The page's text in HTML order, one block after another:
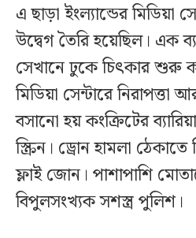
এ ছাড়া ইংল্যান্ডের মিডিয়া
উদ্বেগ তৈরি হয়েছিল। এক
সেখানে ঢুকে চিৎকার শুরু
মিডিয়া সেন্টারে
বসানো হয় কংক্রিটের
স্ক্রিন। ড্রোন হামলা
ফ্লাই জোন। পাশাপাশি
বিপুলসংখ্যক সশস্ত্র পুলিশ।